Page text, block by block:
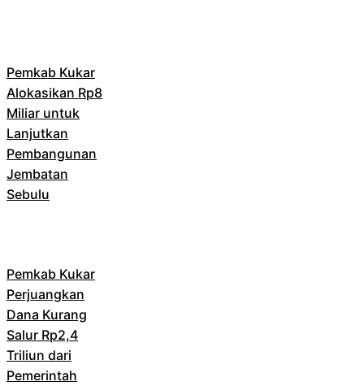
Pemkab Kukar
Alokasikan Rp8
Miliar untuk
Lanjutkan
Pembangunan
Jembatan
Sebulu
Pemkab Kukar
Perjuangkan
Dana Kurang
Salur Rp2,4
Triliun dari
Pemerintah